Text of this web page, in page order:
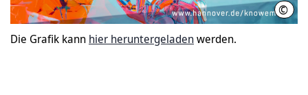
© LHH
Die Grafik kann hier heruntergeladenwerden.